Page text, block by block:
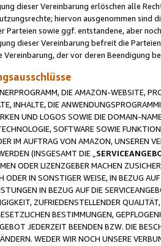
dieser Vereinbarung erlöschen alle
hiervon ausgenommen sind
Parteien sowie ggf. entstandene, aber
dieser Vereinbarung befreit die
Vereinbarung, der vor deren Beendigung
DIE AMAZON-WEBSITE,
INHALTE, DIE
UND LOGOS SOWIE DIE DOMAIN-
SOFTWARE SOWIE
IM AUFTRAG VON AMAZON, UNSEREN
(INSGESAMT DIE „
ODER LIZENZGEBER MACHEN
ODER IN SONSTIGER WEISE, IN BEZUG
IN BEZUG AUF DIE
ZUFRIEDENSTELLENDER
BESTIMMUNGEN,
JEDERZEIT BEENDEN BZW. DIE
WEDER WIR NOCH UNSERE